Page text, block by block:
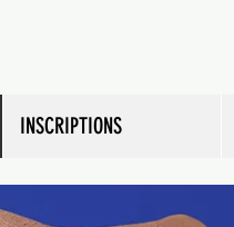
INSCRIPTIONS